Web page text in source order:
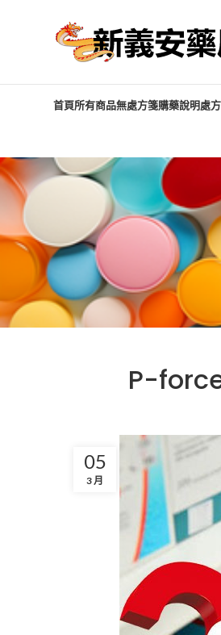
首頁所有商品無處方箋購藥說明處
P-
05
3 月